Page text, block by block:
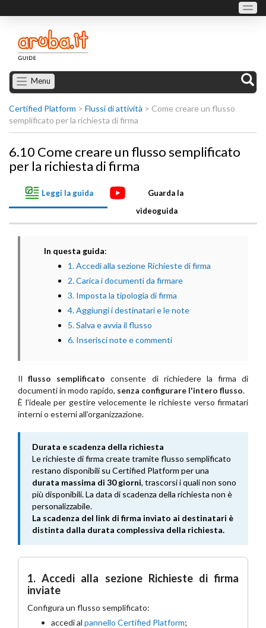
Menu
Certified Platform > Flussi di attività > Come creare un flusso
semplificato per la richiesta di firma
6.10 Come creare un flusso semplificato
per la richiesta di firma
Leggi la guida
Guarda la
videoguida
In questa guida:
1. Accedi alla sezione Richieste di firma
2. Carica i documenti da firmare
3. Imposta la tipologia di firma
4. Aggiungi i destinatari e le note
5. Salva e avvia il flusso
6. Inserisci note e commenti
Il flusso semplificato consente di richiedere la firma di
documenti in modo rapido, senza configurare l'intero flusso.
È l'ideale per gestire velocemente le richieste verso firmatari
interni o esterni all’organizzazione.
Durata e scadenza della richiesta
Le richieste di firma create tramite flusso semplificato
restano disponibili su Certified Platform per una
durata massima di 30 giorni, trascorsi i quali non sono
più disponibili. La data di scadenza della richiesta non è
personalizzabile.
La scadenza del link di firma inviato ai destinatari è
distinta dalla durata complessiva della richiesta.
1. Accedi alla sezione Richieste di firma
inviate
Configura un flusso semplificato:
accedi al pannello Certified Platform;